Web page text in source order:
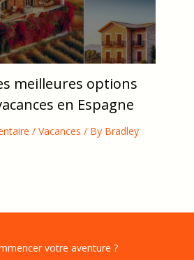
meilleures options
en Espagne
/ Vacances / By Bradley
votre aventure ?